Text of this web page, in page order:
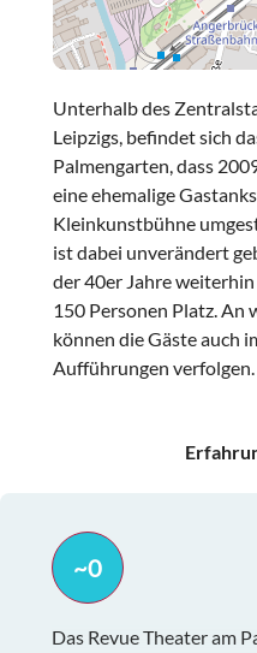
Unterhalb des
Leipzigs, befindet sich
Palmengarten, dass
eine ehemalige
Kleinkunstbühne
ist dabei unverändert
der 40er Jahre
150 Personen Platz. An
können die Gäste auch
Aufführungen verfolgen.
~0
Das Revue Theater am